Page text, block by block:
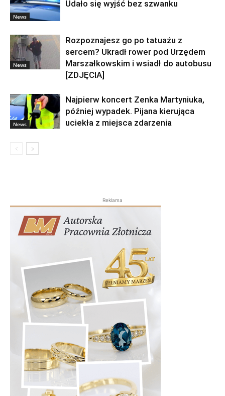
News
Udało się wyjść bez szwanku
News
Rozpoznajesz go po tatuażu z
sercem? Ukradł rower pod Urzędem
Marszałkowskim i wsiadł do autobusu
[ZDJĘCIA]
News
Najpierw koncert Zenka Martyniuka,
później wypadek. Pijana kierująca
uciekła z miejsca zdarzenia
Reklama